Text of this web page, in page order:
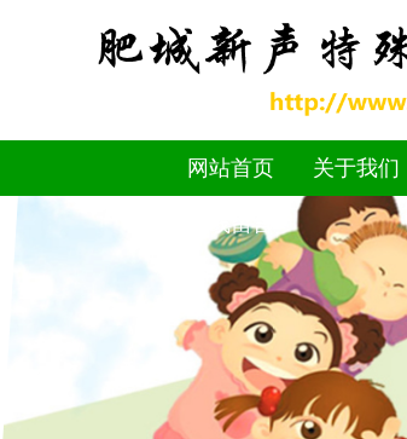
网站首页 关于我们
在线留言